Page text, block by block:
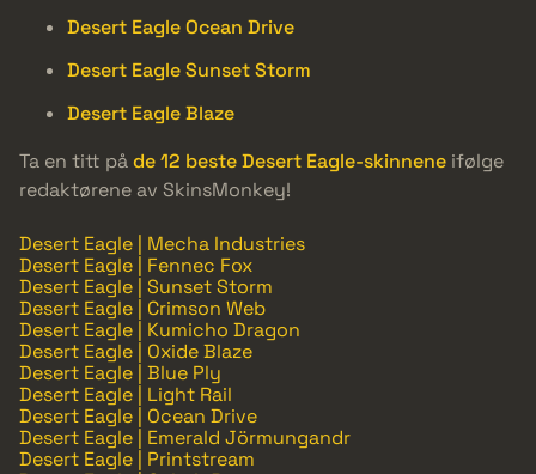
Desert Eagle Ocean Drive
Desert Eagle Sunset Storm
Desert Eagle Blaze
Ta en titt påde 12 beste Desert Eagle-skinnene ifølge
redaktørene av SkinsMonkey!
Desert Eagle | Mecha Industries
Desert Eagle | Fennec Fox
Desert Eagle | Sunset Storm
Desert Eagle | Crimson Web
Desert Eagle | Kumicho Dragon
Desert Eagle | Oxide Blaze
Desert Eagle | Blue Ply
Desert Eagle | Light Rail
Desert Eagle | Ocean Drive
Desert Eagle | Emerald Jörmungandr
Desert Eagle | Printstream